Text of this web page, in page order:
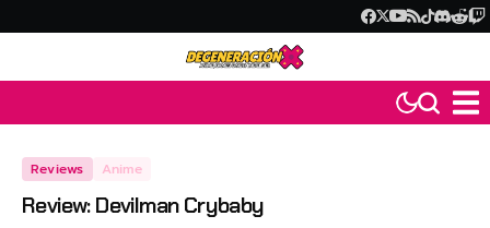
Reviews Anime
Review: Devilman Crybaby